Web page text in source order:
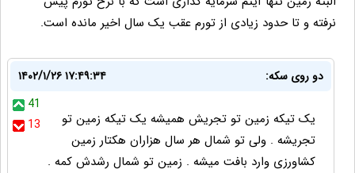
نرفته و تا حدود زیادی از تورم عقب یک سال اخیر مانده است.
دو روی سکه:
۱۴۰۲/۱/۲۶ ۱۷:۴۹:۳۴
41
13
یک تیکه زمین تو تجریش همیشه یک تیکه زمین تو
تجریشه . ولی تو شمال هر سال هزاران هکتار زمین
کشاورزی وارد بافت میشه . زمین تو شمال رشدش کمه .